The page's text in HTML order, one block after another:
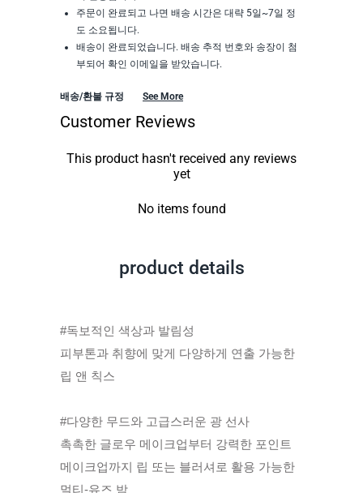
주문이 완료되고 나면 배송 시간은 대략 5일~7일 정
도 소요됩니다.
배송이 완료되었습니다. 배송 추적 번호와 송장이 첨
부되어 확인 이메일을 받았습니다.
배송/환불 규정 See More
Customer Reviews
This product hasn't received any reviews
yet
No items found
product details
#독보적인 색상과 발림성
​피부톤과 취향에 맞게 다양하게 연출 가능한
립 앤 칙스
​#다양한 무드와 고급스러운 광 선사
​촉촉한 글로우 메이크업부터 강력한 포인트
메이크업까지 립 또는 블러셔로 활용 가능한
멀티-유즈 밤